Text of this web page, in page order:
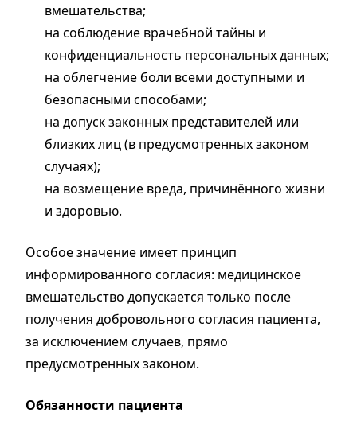
вмешательства;
на соблюдение врачебной тайны и
конфиденциальность персональных данных;
на облегчение боли всеми доступными и
безопасными способами;
на допуск законных представителей или
близких лиц (в предусмотренных законом
случаях);
на возмещение вреда, причинённого жизни
и здоровью.
Особое значение имеет принцип
информированного согласия: медицинское
вмешательство допускается только после
получения добровольного согласия пациента,
за исключением случаев, прямо
предусмотренных законом.
Обязанности пациента